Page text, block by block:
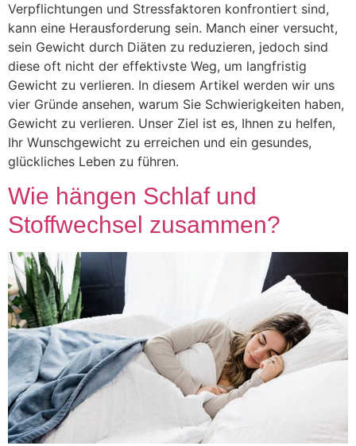
Verpflichtungen und Stressfaktoren konfrontiert sind,
kann eine Herausforderung sein. Manch einer versucht,
sein Gewicht durch Diäten zu reduzieren, jedoch sind
diese oft nicht der effektivste Weg, um langfristig
Gewicht zu verlieren. In diesem Artikel werden wir uns
vier Gründe ansehen, warum Sie Schwierigkeiten haben,
Gewicht zu verlieren. Unser Ziel ist es, Ihnen zu helfen,
Ihr Wunschgewicht zu erreichen und ein gesundes,
glückliches Leben zu führen.
Wie hängen Schlaf und
Stoffwechsel zusammen?